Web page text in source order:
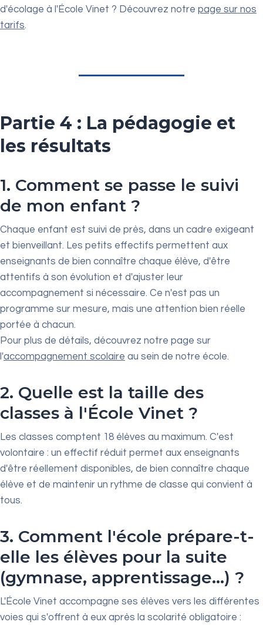
d'écolage à l'École Vinet ? Découvrez notre page sur nos
tarifs.
Partie 4 : La pédagogie et
les résultats
1. Comment se passe le suivi
de mon enfant ?
Chaque enfant est suivi de près, dans un cadre exigeant
et bienveillant. Les petits effectifs permettent aux
enseignants de bien connaître chaque élève, d'être
attentifs à son évolution et d'ajuster leur
accompagnement si nécessaire. Ce n'est pas un
programme sur mesure, mais une attention bien réelle
portée à chacun.
Pour plus de détails, découvrez notre page sur
l'accompagnement scolaire au sein de notre école.
2. Quelle est la taille des
classes à l'École Vinet ?
Les classes comptent 18 élèves au maximum. C'est
volontaire : un effectif réduit permet aux enseignants
d'être réellement disponibles, de bien connaître chaque
élève et de maintenir un rythme de classe qui convient à
tous.
3. Comment l'école prépare-t-
elle les élèves pour la suite
(gymnase, apprentissage...) ?
L'École Vinet accompagne ses élèves vers les différentes
voies qui s'offrent à eux après la scolarité obligatoire :